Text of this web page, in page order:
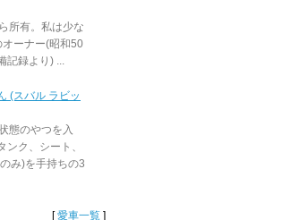
所有。私は少な
オーナー(昭和50
記録より) ...
(スバル ラビッ
態のやつを入
ンク、シート、
み)を手持ちの3
[愛車一覧 ]